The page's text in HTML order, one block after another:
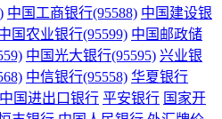
中国工商银行(95588) 中国建设银
国农业银行(95599) 中国邮政储
中国光大银行(95595) 兴业银
中信银行(95558) 华夏银行
中国进出口银行 平安银行 国家开